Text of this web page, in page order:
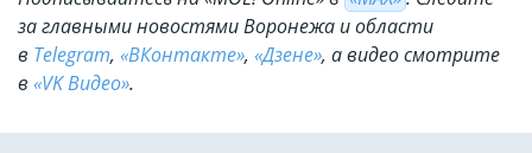
за главными новостями Воронежа и области
в Telegram, «ВКонтакте», «Дзене», а видео смотрите
в «VK Видео».